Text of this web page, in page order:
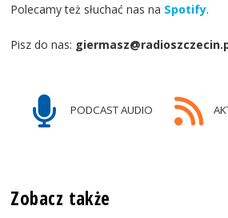
Polecamy też słuchać nas na Spotify.
Pisz do nas:
PODCAST AUDIO
Zobacz także